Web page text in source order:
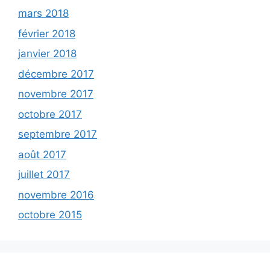
mars 2018
février 2018
janvier 2018
décembre 2017
novembre 2017
octobre 2017
septembre 2017
août 2017
juillet 2017
novembre 2016
octobre 2015